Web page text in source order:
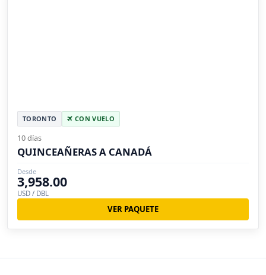
TORONTO CON VUELO
10 días
QUINCEAÑERAS A CANADÁ
Desde
3,958.00
USD / DBL
VER PAQUETE